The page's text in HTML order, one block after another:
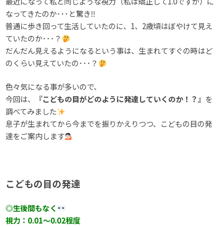
なってきたのか･･･と驚き‼
普通に歩き回って生活していたのに、1、2歳頃はぼやけて見え
ていたのか･･･？
だんだん見えるようになるという事は、生まれてすぐの時はど
のくらい見えていたの･･･？
色々気になる事が多いので、
今回は、
『こどもの目がどのように発達していくのか！？』 を
調べてみました
息子が生まれてから今までを振りかえりつつ、こどもの目の発
達をご案内します
こどもの目の発達
◎生後間もなく
視力：0.01～0.02程度